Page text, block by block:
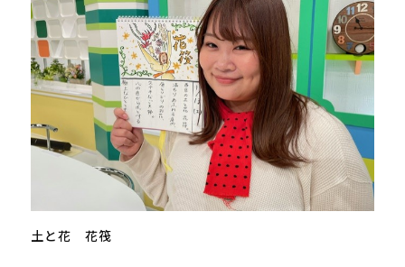
土と花 花筏